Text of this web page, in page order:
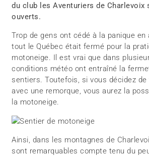
du club les Aventuriers de Charlevoix
ouverts.
Trop de gens ont cédé à la panique en
tout le Québec était fermé pour la
motoneige. Il est vrai que dans
conditions météo ont entraîné la
sentiers. Toutefois, si vous décidez de
avec une remorque, vous aurez la
la motoneige.
Ainsi, dans les montagnes de
sont remarquables compte tenu du